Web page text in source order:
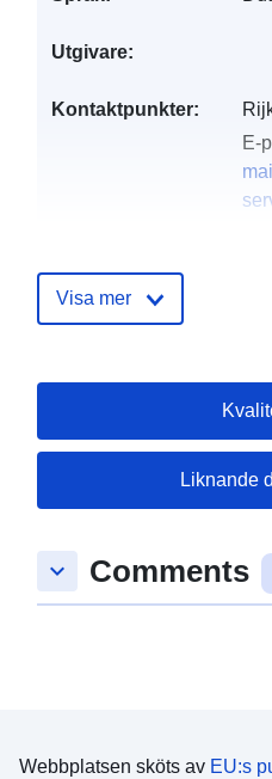
Utgivare:
Kontaktpunkter:
E-
Visa mer
Liknande
keyboard_arrow_down Comments
Webbplatsen sköts av EU:s